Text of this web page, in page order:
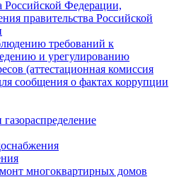
Российской Федерации,
правительства Российской
требований к
и урегулированию
(аттестационная комиссия
сообщения о фактах коррупции
многоквартирных домов